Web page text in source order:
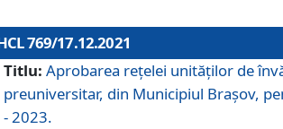
769/17.12.2021
Titlu: Aprobarea reţelei unităţilor de
preuniversitar, din Municipiul Braşov,
- 2023.